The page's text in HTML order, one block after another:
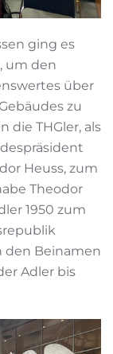
ging es
um den
über
zu
die THGler, als
Heuss, zum
Theodor
1950 zum
den Beinamen
Adler bis